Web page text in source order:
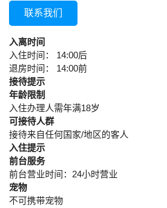
联系我们
入离时间
入住时间： 14:00后
退房时间： 14:00前
接待提示
年龄限制
入住办理人需年满18岁
可接待人群
接待来自任何国家/地区的客人
入住提示
前台服务
前台营业时间：24小时营业
宠物
不可携带宠物